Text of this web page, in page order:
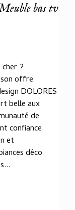
bas tv
?
offre
DOLORES
belle aux
de
confiance.
et
déco